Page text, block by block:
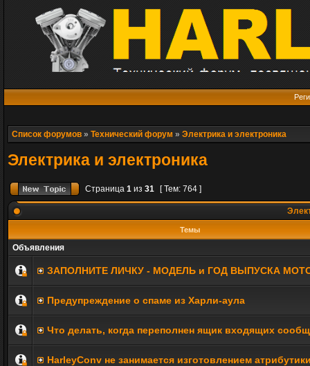
Список форумов » Технический форум » Электрика и электроника
Электрика и электроника
Страница 1 из 31 [ Тем: 764 ]
Темы
Объявления
ЗАПОЛНИТE ЛИЧКУ - МОДЕЛЬ и ГОД ВЫПУСКА
Предупреждение о спаме из Харли-аула
Что делать, когда переполнен ящик входящих
HarleyConv не занимается изготовлением